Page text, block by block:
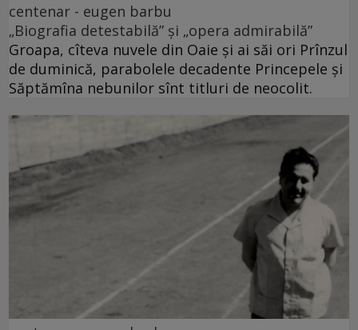
centenar - eugen barbu
„Biografia detestabilă” și „opera admirabilă”
Groapa, cîteva nuvele din Oaie și ai săi ori Prînzul
de duminică, parabolele decadente Princepele și
Săptămîna nebunilor sînt titluri de neocolit.